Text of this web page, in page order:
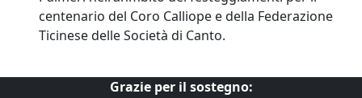
centenario del Coro Calliope e della Federazione
Ticinese delle Società di Canto.
Grazie per il sostegno: